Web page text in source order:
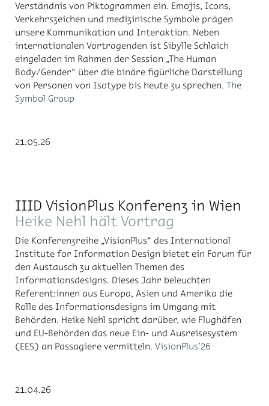
Verständnis von Piktogrammen ein. Emojis, Icons,
Verkehrszeichen und medizinische Symbole prägen
unsere Kommunikation und Interaktion. Neben
internationalen Vortragenden ist Sibylle Schlaich
eingeladen im Rahmen der Session „The Human
Body/Gender“ über die binäre figürliche Darstellung
von Personen von Isotype bis heute zu sprechen. The
Symbol Group
21.05.26
IIID VisionPlus Konferenz in Wien
Heike Nehl hält Vortrag
Die Konferenzreihe „VisionPlus“ des International
Institute for Information Design bietet ein Forum für
den Austausch zu aktuellen Themen des
Informationsdesigns. Dieses Jahr beleuchten
Referent:innen aus Europa, Asien und Amerika die
Rolle des Informationsdesigns im Umgang mit
Behörden. Heike Nehl spricht darüber, wie Flughäfen
und EU-Behörden das neue Ein- und Ausreisesystem
(EES) an Passagiere vermitteln. VisionPlus’26
21.04.26